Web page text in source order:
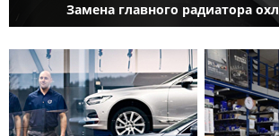
Замена главного радиатора